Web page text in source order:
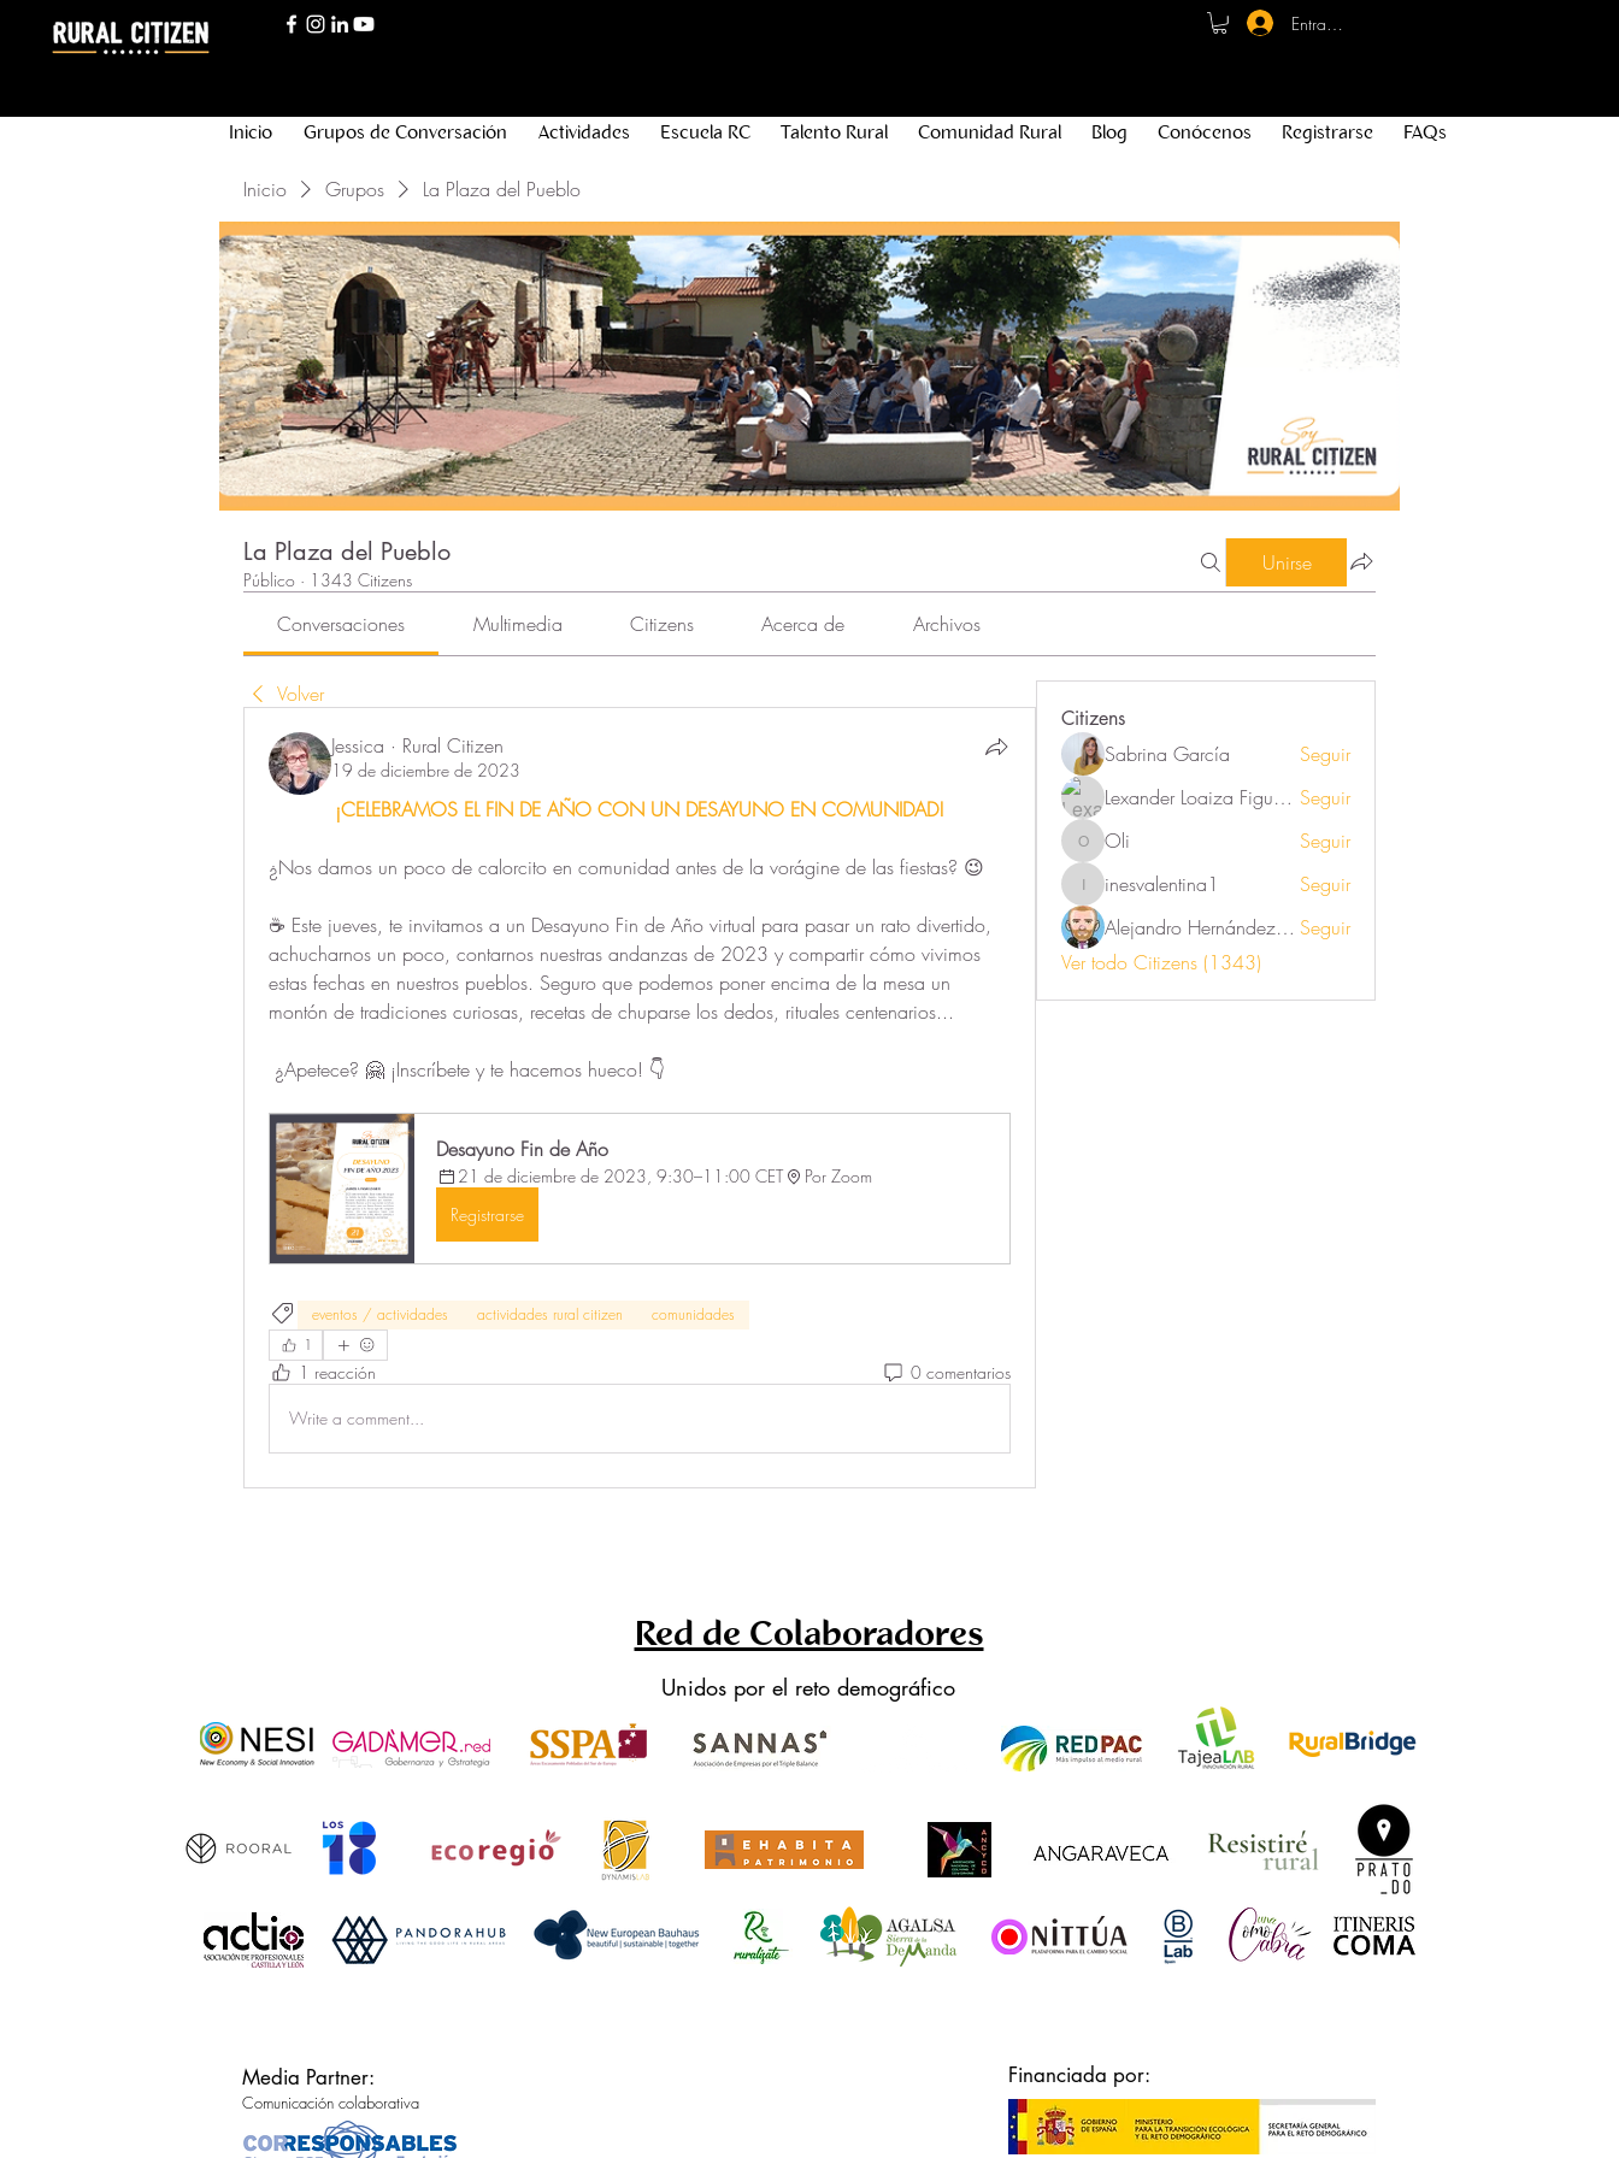
Entrar - Registro
Inicio Grupos de Conversación Actividades Escuela RC Talento Rural Comunidad Rural Blog Conócenos Registrarse FAQs
Inicio Grupos La Plaza del Pueblo
La Plaza del Pueblo
Público · 1343 Citizens
Unirse
Conversaciones Multimedia Citizens Acerca de Archivos
Volver
Jessica · Rural Citizen
19 de diciembre de 2023
¡CELEBRAMOS EL FIN DE AÑO CON UN DESAYUNO EN COMUNIDAD!
¿Nos damos un poco de calorcito en comunidad antes de la vorágine de las fiestas? 😉
☕ Este jueves, te invitamos a un Desayuno Fin de Año virtual para pasar un rato divertido,
achucharnos un poco, contarnos nuestras andanzas de 2023 y compartir cómo vivimos
estas fechas en nuestros pueblos. Seguro que podemos poner encima de la mesa un
montón de tradiciones curiosas, recetas de chuparse los dedos, rituales centenarios...
¿Apetece? 🤗 ¡Inscríbete y te hacemos hueco! 👇
Desayuno Fin de Año
21 de diciembre de 2023, 9:30–11:00 CET
Por Zoom
Registrarse
eventos / actividades actividades rural citizen
comunidades
1
1 reacción 0 comentarios
Write a comment...
Citizens
Sabrina García
Seguir
Lexander Loaiza Figueroa Seguir
Oli Oli Seguir
inesvalentina1
inesvalentina1
Seguir
Alejandro Hernández Renner Seguir
Ver todo Citizens (1343)
Red de Colaboradores
Unidos por el reto demográfico
Media Partner:
Comunicación colaborativa
Financiada por: